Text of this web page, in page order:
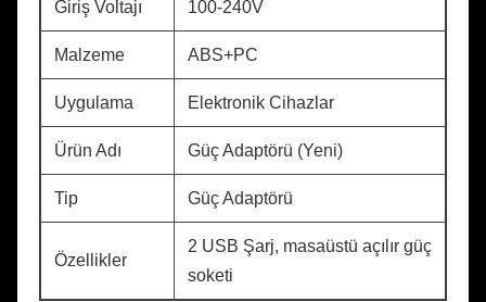
Giriş Voltajı 100-240V
Malzeme ABS+PC
Uygulama Elektronik Cihazlar
Ürün Adı Güç Adaptörü (Yeni)
Tip Güç Adaptörü
Özellikler
2 USB Şarj, masaüstü açılır güç
soketi